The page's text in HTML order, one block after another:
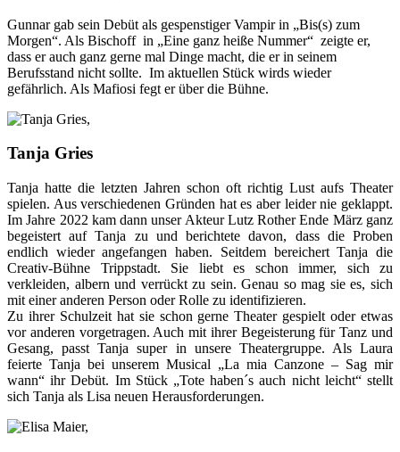
Gunnar gab sein Debüt als gespenstiger Vampir in „Bis(s) zum
Morgen“. Als Bischoff in „Eine ganz heiße Nummer“ zeigte er,
dass er auch ganz gerne mal Dinge macht, die er in seinem
Berufsstand nicht sollte. Im aktuellen Stück wirds wieder
gefährlich. Als Mafiosi fegt er über die Bühne.
Tanja Gries
Tanja hatte die letzten Jahren schon oft richtig Lust aufs Theater
spielen. Aus verschiedenen Gründen hat es aber leider nie geklappt.
Im Jahre 2022 kam dann unser Akteur Lutz Rother Ende März ganz
begeistert auf Tanja zu und berichtete davon, dass die Proben
endlich wieder angefangen haben. Seitdem bereichert Tanja die
Creativ-Bühne Trippstadt. Sie liebt es schon immer, sich zu
verkleiden, albern und verrückt zu sein. Genau so mag sie es, sich
mit einer anderen Person oder Rolle zu identifizieren.
Zu ihrer Schulzeit hat sie schon gerne Theater gespielt oder etwas
vor anderen vorgetragen. Auch mit ihrer Begeisterung für Tanz und
Gesang, passt Tanja super in unsere Theatergruppe. Als Laura
feierte Tanja bei unserem Musical „La mia Canzone – Sag mir
wann“ ihr Debüt. Im Stück „Tote haben´s auch nicht leicht“ stellt
sich Tanja als Lisa neuen Herausforderungen.